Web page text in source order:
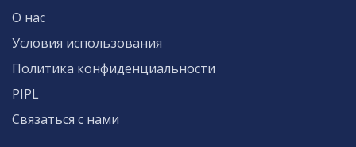
О нас
Условия использования
Политика конфиденциальности
PIPL
Связаться с нами